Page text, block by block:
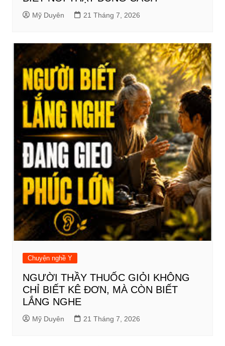
Mỹ Duyên 21 Tháng 7, 2026
Chuyện nghề Y
NGƯỜI THẦY THUỐC GIỎI KHÔNG
CHỈ BIẾT KÊ ĐƠN, MÀ CÒN BIẾT
LẮNG NGHE
Mỹ Duyên 21 Tháng 7, 2026